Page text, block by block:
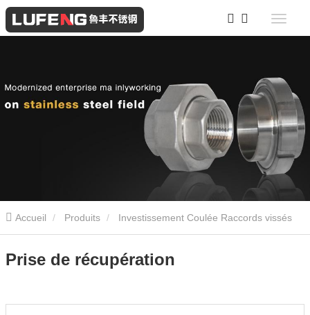
Accueil Produits Investissement Coulée Raccords vissés
en acier inoxydable Prise de récupération
Prise de récupération